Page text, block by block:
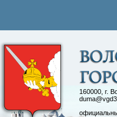
160000, г.
Контакты